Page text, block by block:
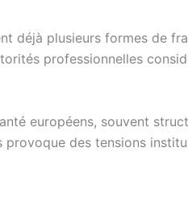
déjà plusieurs formes de
professionnelles
européens, souvent
des tensions